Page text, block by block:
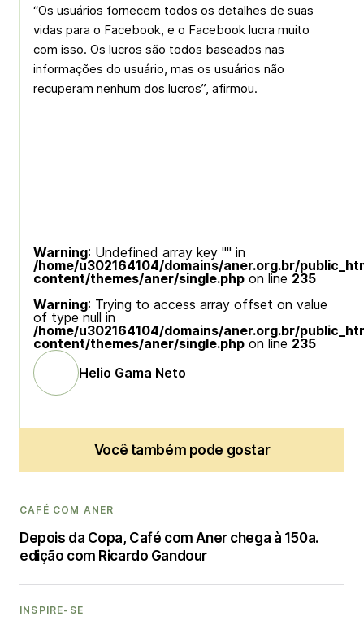
“Os usuários fornecem todos os detalhes de suas
vidas para o Facebook, e o Facebook lucra muito
com isso. Os lucros são todos baseados nas
informações do usuário, mas os usuários não
recuperam nenhum dos lucros”, afirmou.
Warning: Undefined array key "" in
/home/u302164104/domains/aner.org.br/
content/themes/aner/single.php on line 235
Warning: Trying to access array offset on value
of type null in
/home/u302164104/domains/aner.org.br/
content/themes/aner/single.php on line 235
Helio Gama Neto
Você também pode gostar
CAFÉ COM ANER
Depois da Copa, Café com Aner chega à 150a.
edição com Ricardo Gandour
INSPIRE-SE